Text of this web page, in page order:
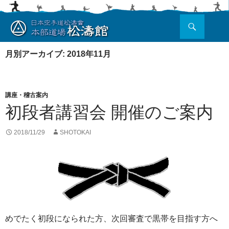
コ
テ
ス
キ
ッ
プ
月別アーカイブ: 2018年11月
講座・稽古案内
初段者講習会 開催のご案内
2018/11/29 SHOTOKAI
めでたく初段になられた方、次回審査で黒帯を目指す方へ